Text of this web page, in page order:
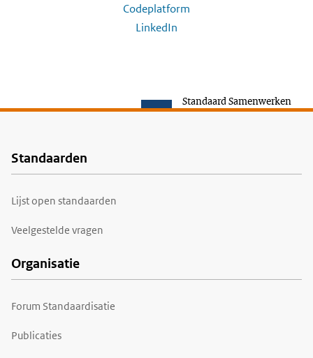
Codeplatform
LinkedIn
Standaard Samenwerken
Voet
Standaarden
Lijst open standaarden
Veelgestelde vragen
Organisatie
Forum Standaardisatie
Publicaties